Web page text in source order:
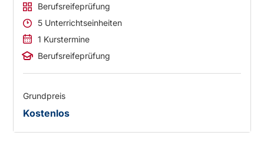
Berufsreifeprüfung
5 Unterrichtseinheiten
1 Kurstermine
Berufsreifeprüfung
Grundpreis
Kostenlos